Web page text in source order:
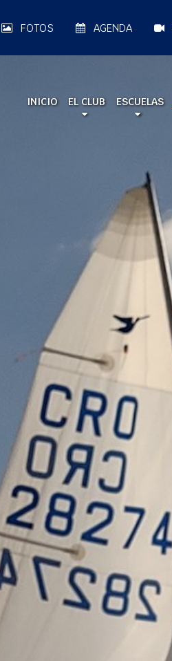
FOTOS AGENDA
INICIO EL CLUB ESCUELAS
A LA MAR 2026